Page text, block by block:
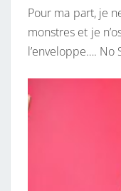
Pour ma part, je
monstres et je
l’enveloppe…. No